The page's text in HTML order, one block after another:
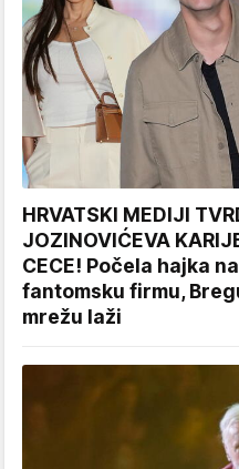
HRVATSKI MEDIJI
JOZINOVIĆEVA
CECE! Počela hajka
fantomsku firmu,
mrežu laži